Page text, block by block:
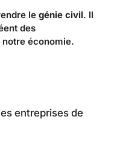
le génie civil. Il
des
économie.
entreprises de